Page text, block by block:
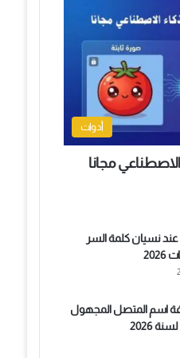
أدوات
مجانا
نسيان كلمة السر
اسم المتصل المجهول
2026